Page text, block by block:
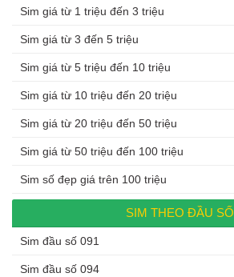
Sim giá từ 1 triệu đến 3 triệu
Sim giá từ 3 đến 5 triệu
Sim giá từ 5 triệu đến 10 triệu
Sim giá từ 10 triệu đến 20 triệu
Sim giá từ 20 triệu đến 50 triệu
Sim giá từ 50 triệu đến 100 triệu
Sim số đẹp giá trên 100 triệu
SIM THEO ĐẦU SỐ
Sim đầu số 091
Sim đầu số 094